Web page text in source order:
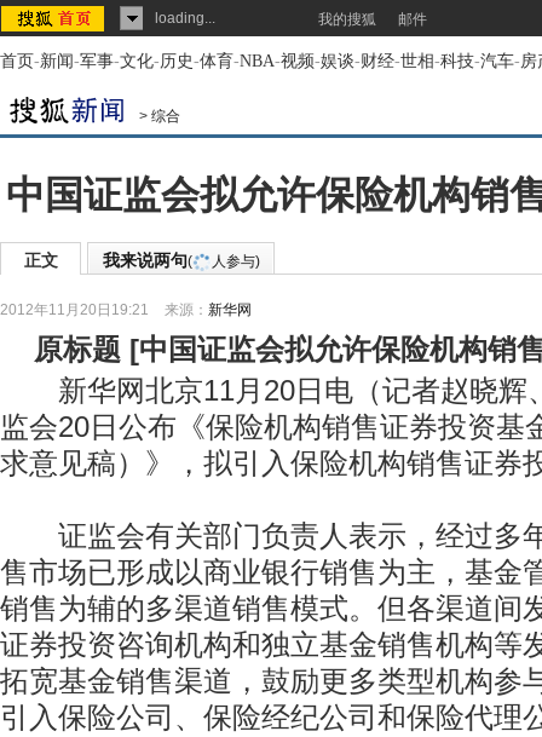
loading... 我的搜狐 邮件
首页-新闻-军事-文化-历史-体育-NBA-视频-娱谈-财经-世相-科技-汽车-房
> 综合
中国证监会拟允许保险机构销
正文 我来说两句( 人参与)
2012年11月20日19:21 来源： 新华网
原标题 [中国证监会拟允许保险机构销
新华网北京11月20日电（记者赵晓辉
监会20日公布《保险机构销售证券投资基
求意见稿）》，拟引入保险机构销售证券
证监会有关部门负责人表示，经过多
售市场已形成以商业银行销售为主，基金
销售为辅的多渠道销售模式。但各渠道间
证券投资咨询机构和独立基金销售机构等
拓宽基金销售渠道，鼓励更多类型机构参
引入保险公司、保险经纪公司和保险代理